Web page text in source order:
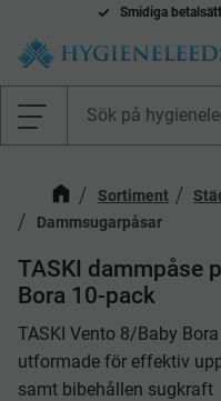
Meny
Smidiga
Sortiment
Dammsugarpåsar
​TASKI dammpåse
Bora 10-pack
TASKI Vento 8/Baby
utformade för effektiv
samt bibehållen sugkraft